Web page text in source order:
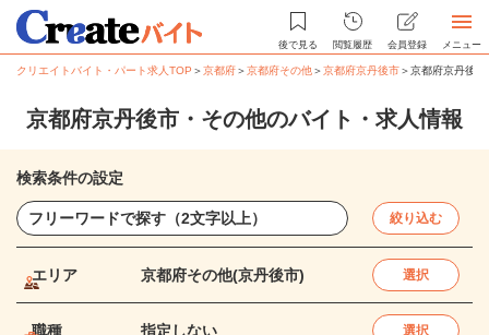
後で見る 閲覧履歴 会員登録 メニュー
クリエイトバイト・パート求人TOP ＞京都府＞京都府その他＞京都府京丹後市＞京都府京丹後
京都府京丹後市・その他のバイト・求人情報
検索条件の設定
絞り込む
エリア 京都府その他(京丹後市) 選択
職種 指定しない 選択